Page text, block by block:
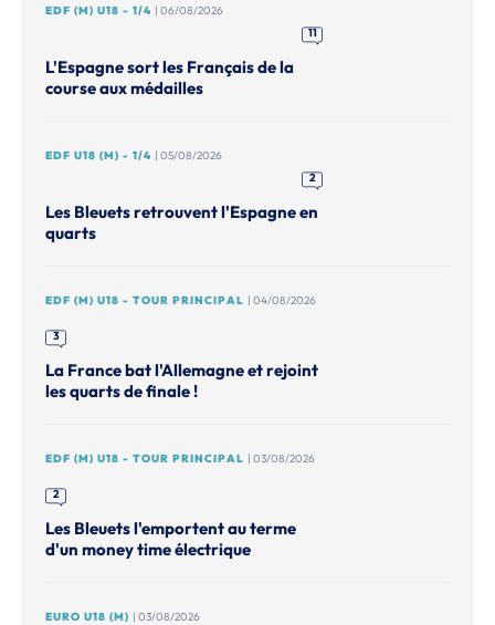
EDF (M) U18 - 1/4 | 06/08/2026
11
L'Espagne sort les Français de la
course aux médailles
EDF U18 (M) - 1/4 | 05/08/2026
2
Les Bleuets retrouvent l'Espagne en
quarts
EDF (M) U18 - TOUR PRINCIPAL | 04/08/2026
3
La France bat l'Allemagne et rejoint
les quarts de finale !
EDF (M) U18 - TOUR PRINCIPAL | 03/08/2026
2
Les Bleuets l'emportent au terme
d'un money time électrique
EURO U18 (M) | 03/08/2026